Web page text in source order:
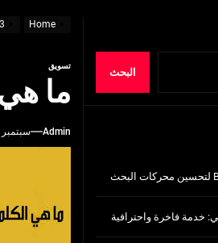
ليموزين القاهرة مع شركة البهنسي: خدمة فاخرة
معرفة أسعار ليموزين مطار برج العرب قبل
أسعار خدمة ليموزين مطار القاهرة وكيفية
Home
تسويق
ما
Admin سبتمبر 22,
البحث
خدمة فاخرة واحترافية